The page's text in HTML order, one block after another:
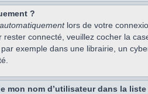
?
lors de votre
rester connecté, veuillez cocher la
exemple dans une librairie, un
mon nom d’utilisateur dans la